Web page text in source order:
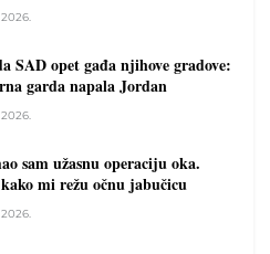
SAD opet gađa njihove gradove:
garda napala Jordan
sam užasnu operaciju oka.
mi režu očnu jabučicu